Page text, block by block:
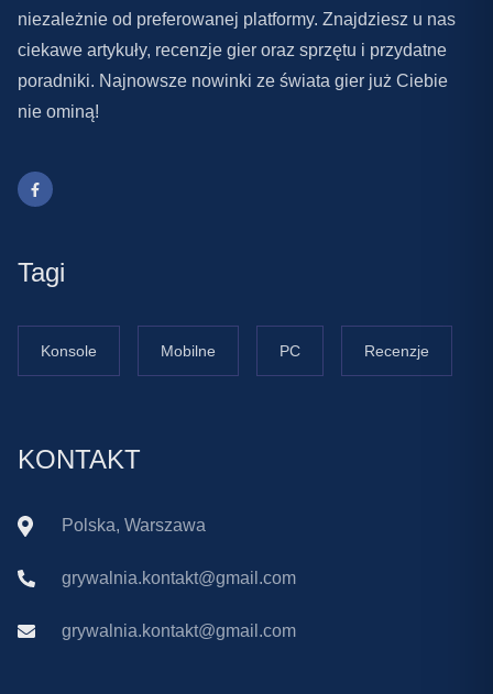
niezależnie od preferowanej platformy. Znajdziesz u nas
ciekawe artykuły, recenzje gier oraz sprzętu i przydatne
poradniki. Najnowsze nowinki ze świata gier już Ciebie
nie ominą!
Tagi
Konsole Mobilne PC Recenzje
KONTAKT
Polska, Warszawa
grywalnia.kontakt@gmail.com
grywalnia.kontakt@gmail.com